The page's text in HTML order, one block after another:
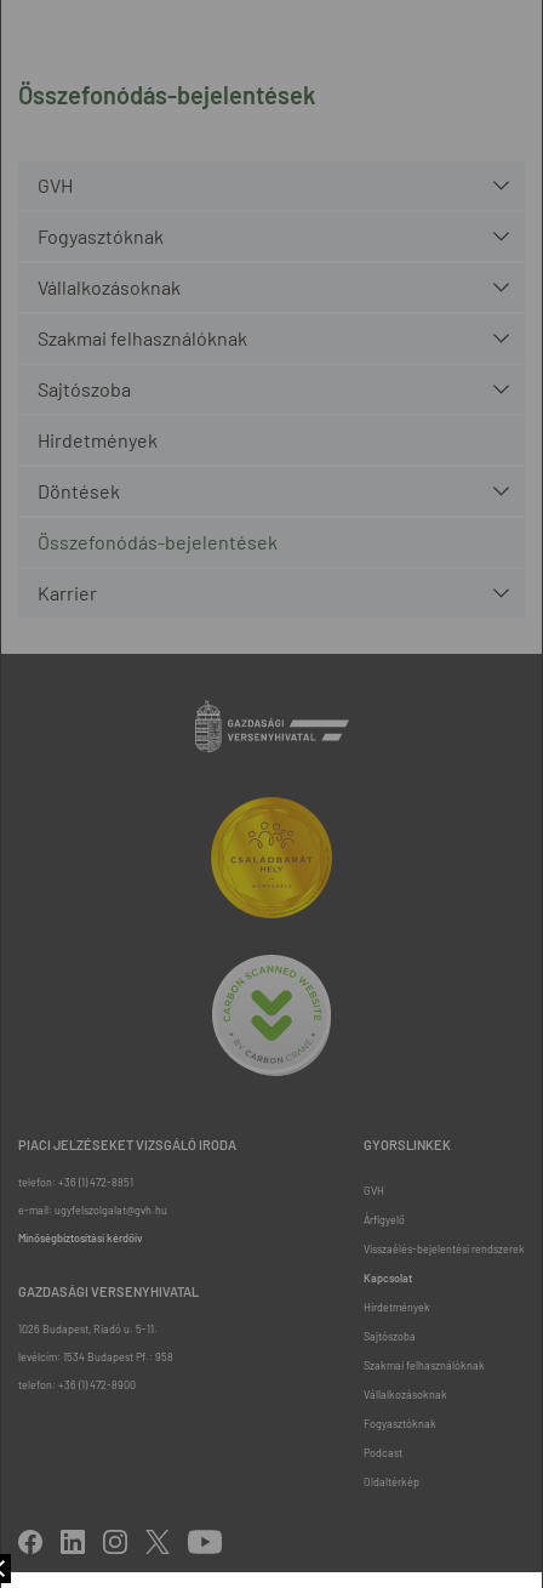
Összefonódás-bejelentések
GVH
Fogyasztóknak
Vállalkozásoknak
Szakmai felhasználóknak
Sajtószoba
Hirdetmények
Döntések
Összefonódás-bejelentések
Karrier
PIACI JELZÉSEKET VIZSGÁLÓ IRODA
telefon: +36 (1) 472-8851
e-mail: ugyfelszolgalat@gvh.hu
Minőségbiztosítási kérdőív
GAZDASÁGI VERSENYHIVATAL
1026 Budapest, Riadó u. 5-11.
levélcím: 1534 Budapest Pf.: 958
telefon: +36 (1) 472-8900
GYORSLINKEK
GVH
Árfigyelő
Visszaélés-bejelentési rendszerek
Kapcsolat
Hirdetmények
Sajtószoba
Szakmai felhasználóknak
Vállalkozásoknak
Fogyasztóknak
Podcast
Oldaltérkép